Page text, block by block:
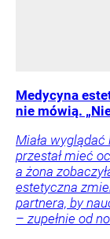
Medycyna
nie mówią.
Miała
przestał mieć
a żona
estetyczna
partnera, by
– zupełnie od